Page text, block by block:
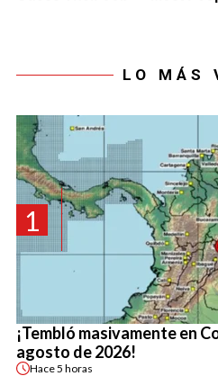
LO MÁS
1
¡Tembló masivamente en
agosto de 2026!
Hace5 horas